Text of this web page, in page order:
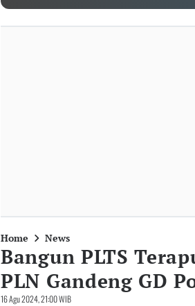
Home News
Bangun PLTS
PLN Gandeng GD
16 Agu 2024, 21:00 WIB